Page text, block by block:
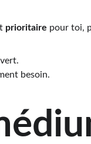
prioritaire pour toi,
besoin.